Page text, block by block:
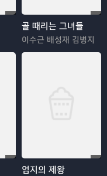
골 때리는 그녀들
이수근 배성재 김병지
엄지의 제왕